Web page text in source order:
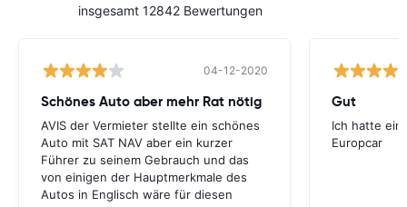
insgesamt 12842 Bewertungen
04-12-2020
Schönes Auto aber mehr Rat nötig
AVIS der Vermieter stellte ein schönes
Auto mit SAT NAV aber ein kurzer
Führer zu seinem Gebrauch und das
von einigen der Hauptmerkmale des
Autos in Englisch wäre für diesen
Gut
Ich hatte
Europcar